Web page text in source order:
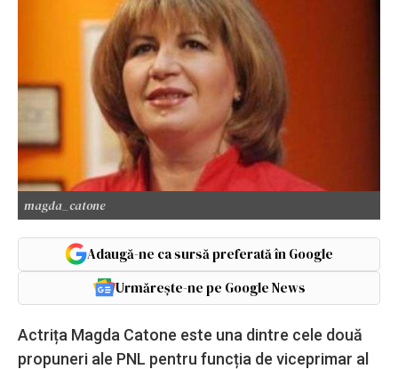
magda_catone
Adaugă-ne ca sursă preferată în Google
Urmărește-ne pe Google News
Actrița Magda Catone este una dintre cele două
propuneri ale PNL pentru funcția de viceprimar al